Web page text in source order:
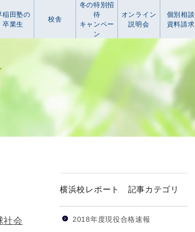
稲田塾の
卒業生
校舎
冬の特別招
待
キャンペー
ン
オンライン
説明会
個別相談
資料請求
社会
横浜校レポート 記事カテゴリ
2018年度現役合格速報